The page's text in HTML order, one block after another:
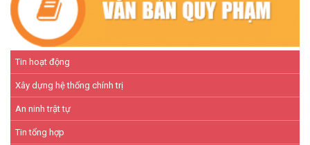
Tin hoạt động
Xây dựng hệ thống chính trị
An ninh trật tự
Tin tổng hợp